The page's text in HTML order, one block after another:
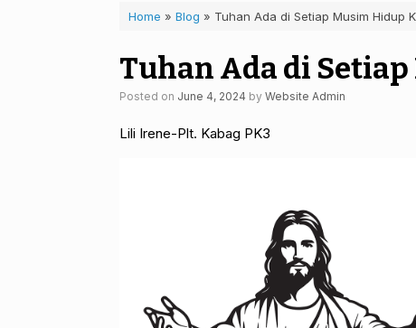
Home » Blog » Tuhan Ada di Setiap Musim Hidup
Tuhan Ada di
Posted on June 4, 2024 by Website Admin
Lili Irene-Plt. Kabag PK3